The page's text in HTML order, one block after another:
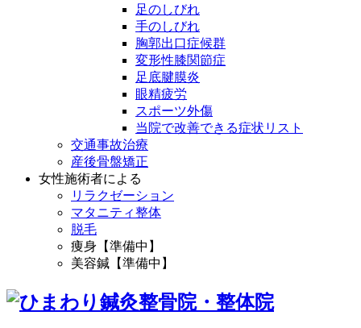
足のしびれ
手のしびれ
胸郭出口症候群
変形性膝関節症
足底腱膜炎
眼精疲労
スポーツ外傷
当院で改善できる症状リスト
交通事故治療
産後骨盤矯正
女性施術者による
リラクゼーション
マタニティ整体
脱毛
痩身【準備中】
美容鍼【準備中】